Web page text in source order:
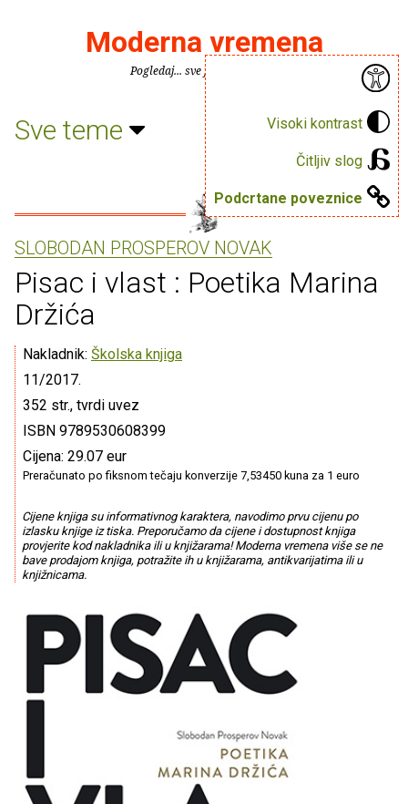
Visoki kontrast
Čitljiv slog
Podcrtane poveznice
Moderna vremena
Pogledaj... sve je puno knjiga.
Sve teme
SLOBODAN PROSPEROV NOVAK
Pisac i vlast : Poetika Marina
Držića
Nakladnik: Školska knjiga
11/2017.
352 str., tvrdi uvez
ISBN 9789530608399
Cijena: 29.07 eur
Preračunato po fiksnom tečaju konverzije 7,53450 kuna za 1 euro
Cijene knjiga su informativnog karaktera, navodimo prvu cijenu po
izlasku knjige iz tiska. Preporučamo da cijene i dostupnost knjiga
provjerite kod nakladnika ili u knjižarama! Moderna vremena više se ne
bave prodajom knjiga, potražite ih u knjižarama, antikvarijatima ili u
knjižnicama.